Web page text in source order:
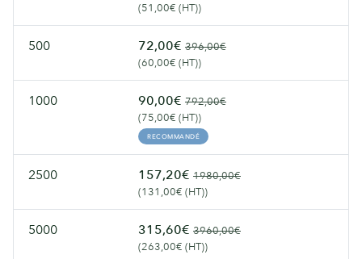
(51,00€ (HT))
500 72,00€ 396,00€
(60,00€ (HT))
1000 90,00€ 792,00€
(75,00€ (HT))
RECOMMANDÉ
2500 157,20€ 1980,00€
(131,00€ (HT))
5000 315,60€ 3960,00€
(263,00€ (HT))